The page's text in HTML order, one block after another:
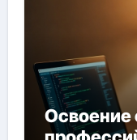
Освоение